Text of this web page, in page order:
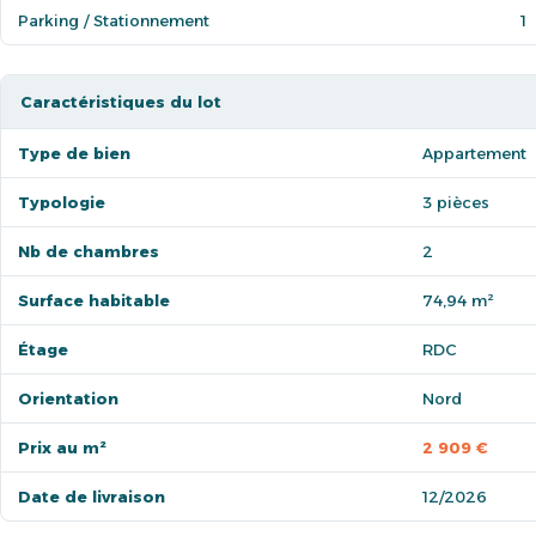
Parking / Stationnement 1
Caractéristiques du lot
Type de bien Appartement
Typologie 3 pièces
Nb de chambres 2
Surface habitable 74,94 m²
Étage RDC
Orientation Nord
Prix au m² 2 909 €
Date de livraison 12/2026